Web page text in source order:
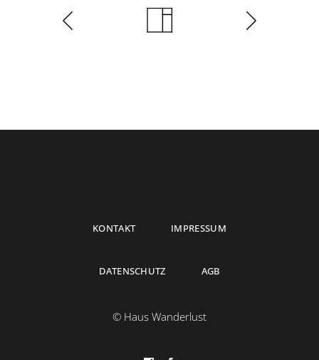
KONTAKT IMPRESSUM
DATENSCHUTZ AGB
© Haus Wanderlust